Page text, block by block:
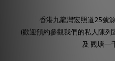
香港九龍灣宏照道25號
(歡迎預約參觀我們的私人陳
及 觀塘一